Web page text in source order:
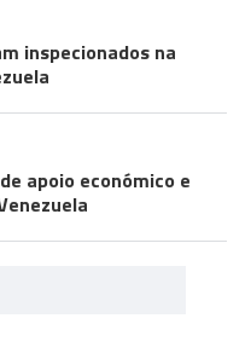
inspecionados na
apoio económico e